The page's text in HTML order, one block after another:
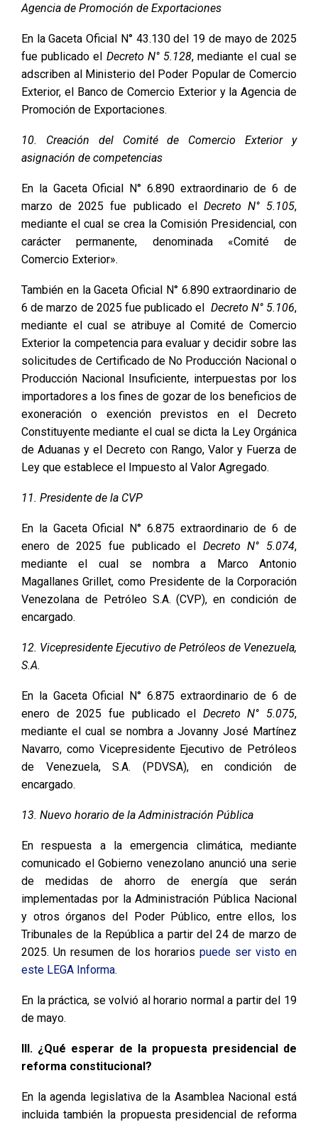
Agencia de Promoción de Exportaciones
En la Gaceta Oficial N° 43.130 del 19 de mayo de 2025
fue publicado el Decreto N° 5.128, mediante el cual se
adscriben al Ministerio del Poder Popular de Comercio
Exterior, el Banco de Comercio Exterior y la Agencia de
Promoción de Exportaciones.
10. Creación del Comité de Comercio Exterior y
asignación de competencias
En la Gaceta Oficial N° 6.890 extraordinario de 6 de
marzo de 2025 fue publicado el Decreto N° 5.105,
mediante el cual se crea la Comisión Presidencial, con
carácter permanente, denominada «Comité de
Comercio Exterior».
También en la Gaceta Oficial N° 6.890 extraordinario de
6 de marzo de 2025 fue publicado el Decreto N° 5.106,
mediante el cual se atribuye al Comité de Comercio
Exterior la competencia para evaluar y decidir sobre las
solicitudes de Certificado de No Producción Nacional o
Producción Nacional Insuficiente, interpuestas por los
importadores a los fines de gozar de los beneficios de
exoneración o exención previstos en el Decreto
Constituyente mediante el cual se dicta la Ley Orgánica
de Aduanas y el Decreto con Rango, Valor y Fuerza de
Ley que establece el Impuesto al Valor Agregado.
11. Presidente de la CVP
En la Gaceta Oficial N° 6.875 extraordinario de 6 de
enero de 2025 fue publicado el Decreto N° 5.074,
mediante el cual se nombra a Marco Antonio
Magallanes Grillet, como Presidente de la Corporación
Venezolana de Petróleo S.A. (CVP), en condición de
encargado.
12. Vicepresidente Ejecutivo de Petróleos de Venezuela,
S.A.
En la Gaceta Oficial N° 6.875 extraordinario de 6 de
enero de 2025 fue publicado el Decreto N° 5.075,
mediante el cual se nombra a Jovanny José Martínez
Navarro, como Vicepresidente Ejecutivo de Petróleos
de Venezuela, S.A. (PDVSA), en condición de
encargado.
13. Nuevo horario de la Administración Pública
En respuesta a la emergencia climática, mediante
comunicado el Gobierno venezolano anunció una serie
de medidas de ahorro de energía que serán
implementadas por la Administración Pública Nacional
y otros órganos del Poder Público, entre ellos, los
Tribunales de la República a partir del 24 de marzo de
2025. Un resumen de los horarios puede ser visto en
este LEGA Informa.
En la práctica, se volvió al horario normal a partir del 19
de mayo.
III. ¿Qué esperar de la propuesta presidencial de
reforma constitucional?
En la agenda legislativa de la Asamblea Nacional está
incluida también la propuesta presidencial de reforma